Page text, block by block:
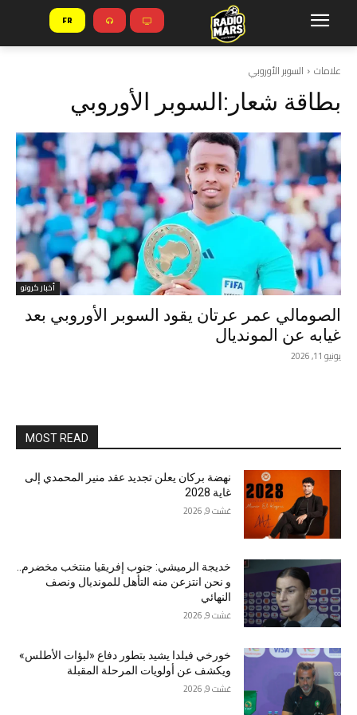
FR
علامات السوبر الأوروبي
بطاقة شعار:السوبر الأوروبي
أخبار كرونو
الصومالي عمر عرتان يقود السوبر الأوروبي بعد
غيابه عن المونديال
يونيو 11, 2026
MOST READ
نهضة بركان يعلن تجديد عقد منير المحمدي إلى
غاية 2028
غشت 9, 2026
خديجة الرميشي: جنوب إفريقيا منتخب مخضرم..
و نحن انتزعن منه التأهل للمونديال ونصف
النهائي
غشت 9, 2026
خورخي فيلدا يشيد بتطور دفاع «لبؤات الأطلس»
ويكشف عن أولويات المرحلة المقبلة
غشت 9, 2026